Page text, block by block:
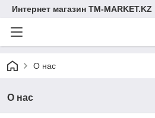
Интернет магазин TM-MARKET.KZ
О нас
О нас